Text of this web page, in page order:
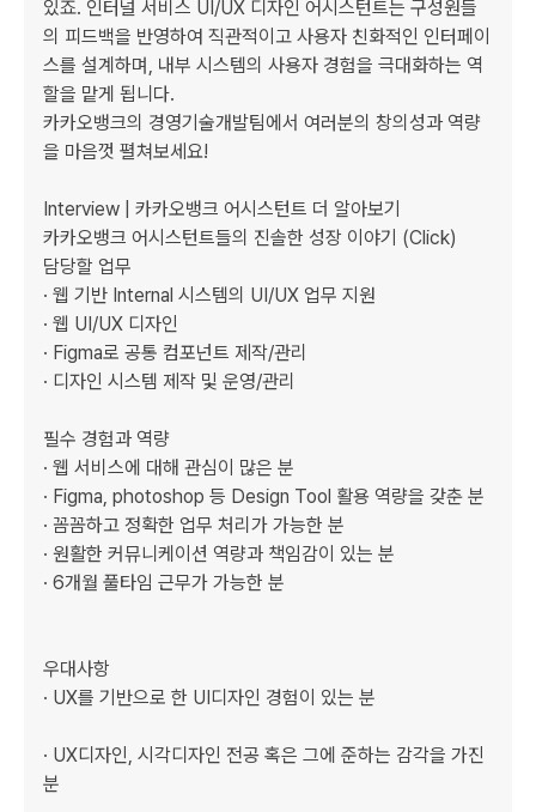
있죠. 인터널 서비스 UI/UX 디자인 어시스턴트는 구성원들
의 피드백을 반영하여 직관적이고 사용자 친화적인 인터페이
스를 설계하며, 내부 시스템의 사용자 경험을 극대화하는 역
할을 맡게 됩니다.
카카오뱅크의 경영기술개발팀에서 여러분의 창의성과 역량
을 마음껏 펼쳐보세요!
Interview | 카카오뱅크 어시스턴트 더 알아보기
카카오뱅크 어시스턴트들의 진솔한 성장 이야기 (Click)
담당할 업무
· 웹 기반 Internal 시스템의 UI/UX 업무 지원
· 웹 UI/UX 디자인
· Figma로 공통 컴포넌트 제작/관리
· 디자인 시스템 제작 및 운영/관리
필수 경험과 역량
· 웹 서비스에 대해 관심이 많은 분
· Figma, photoshop 등 Design Tool 활용 역량을 갖춘 분
· 꼼꼼하고 정확한 업무 처리가 가능한 분
· 원활한 커뮤니케이션 역량과 책임감이 있는 분
· 6개월 풀타임 근무가 가능한 분
우대사항
· UX를 기반으로 한 UI디자인 경험이 있는 분
· UX디자인, 시각디자인 전공 혹은 그에 준하는 감각을 가진
분